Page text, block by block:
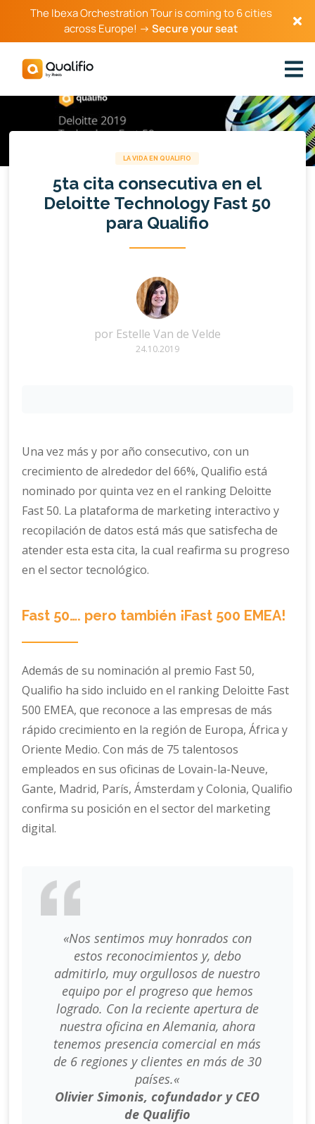
The Ibexa Orchestration Tour is coming to 6 cities
across Europe! →Secure your seat
LA VIDA EN QUALIFIO
5ta cita consecutiva en el
Deloitte Technology Fast 50
para Qualifio
por Estelle Van de Velde
24.10.2019
Una vez más y por año consecutivo, con un
crecimiento de alrededor del 66%, Qualifio está
nominado por quinta vez en el ranking Deloitte
Fast 50. La plataforma de marketing interactivo y
recopilación de datos está más que satisfecha de
atender esta esta cita, la cual reafirma su progreso
en el sector tecnológico.
Fast 50…. pero también ¡Fast 500 EMEA!
Además de su nominación al premio Fast 50,
Qualifio ha sido incluido en el ranking Deloitte Fast
500 EMEA, que reconoce a las empresas de más
rápido crecimiento en la región de Europa, África y
Oriente Medio. Con más de 75 talentosos
empleados en sus oficinas de Lovain-la-Neuve,
Gante, Madrid, París, Ámsterdam y Colonia, Qualifio
confirma su posición en el sector del marketing
digital.
«Nos sentimos muy honrados con
estos reconocimientos y, debo
admitirlo, muy orgullosos de nuestro
equipo por el progreso que hemos
logrado. Con la reciente apertura de
nuestra oficina en Alemania, ahora
tenemos presencia comercial en más
de 6 regiones y clientes en más de 30
países.«
Olivier Simonis, cofundador y CEO
de Qualifio